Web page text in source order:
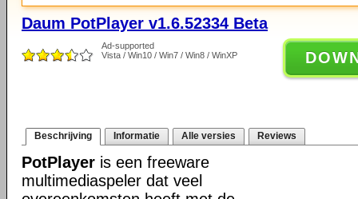
Daum PotPlayer v1.6.52334 Beta
Ad-supported
Vista / Win10 / Win7 / Win8 / WinXP
Beschrijving Informatie Alle versies Reviews
PotPlayer is een freeware
multimediaspeler dat veel